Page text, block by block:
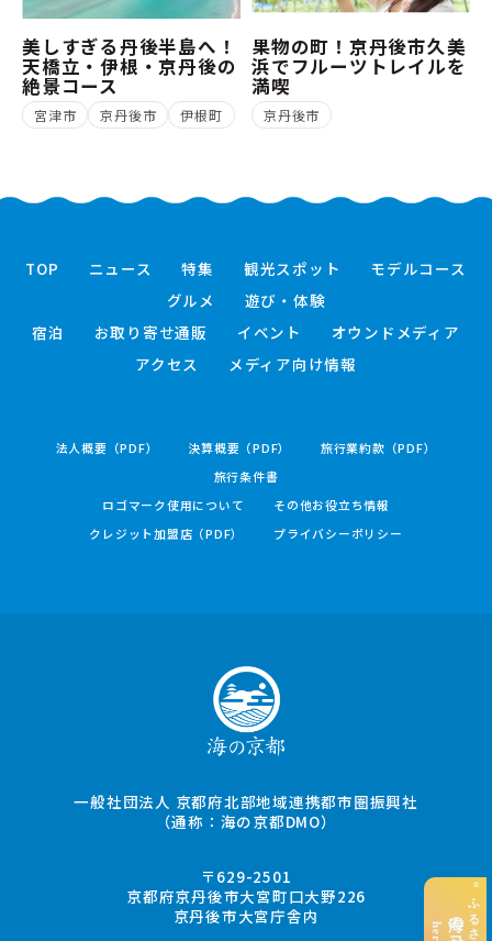
美しすぎる丹後半島へ！
天橋立・伊根・京丹後の
絶景コース
宮津市 京丹後市 伊根町
果物の町！京丹後市久美
浜でフルーツトレイルを
満喫
京丹後市
TOP ニュース 特集 観光スポット
モデルコース
グルメ
遊び・体験
宿泊
お取り寄せ通販 イベント
オウンドメディア
アクセス
メディア向け情報
法人概要（PDF） 決算概要（PDF）
旅行業約款（PDF）
旅行条件書
ロゴマーク使用について
その他お役立ち情報
クレジット加盟店（PDF）
プライバシーポリシー
一般社団法人 京都府北部地域連携都市圏振興社
（通称：海の京都DMO）
〒629-2501
京都府京丹後市大宮町口大野226
京丹後市大宮庁舎内